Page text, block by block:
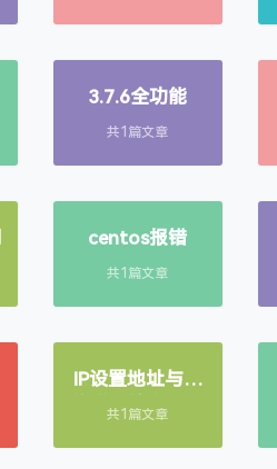
3.7.6全功能
共1篇文章
centos报错
共1篇文章
IP设置地址与网
络详细信息不一
共1篇文章